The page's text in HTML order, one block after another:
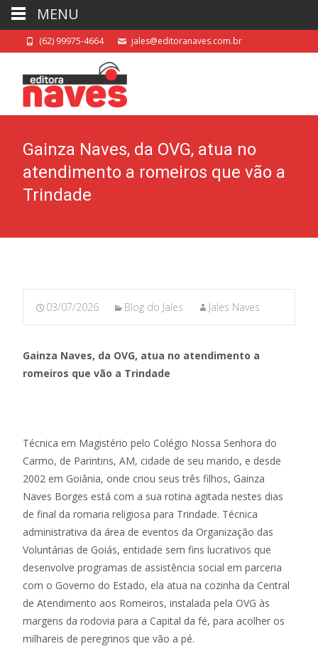
(62) 99975-4664 jales@editoranaves.com.br
Gainza Naves, da OVG, atua no
atendimento a romeiros que vão a
Trindade
03/07/2026 Blog do Jales Jales Naves
Gainza Naves, da OVG, atua no atendimento a
romeiros que vão a Trindade
Técnica em Magistério pelo Colégio Nossa Senhora do
Carmo, de Parintins, AM, cidade de seu marido, e desde
2002 em Goiânia, onde criou seus três filhos, Gainza
Naves Borges está com a sua rotina agitada nestes dias
de final da romaria religiosa para Trindade. Técnica
administrativa da área de eventos da Organização das
Voluntárias de Goiás, entidade sem fins lucrativos que
desenvolve programas de assistência social em parceria
com o Governo do Estado, ela atua na cozinha da Central
de Atendimento aos Romeiros, instalada pela OVG às
margens da rodovia para a Capital da fé, para acolher os
milhareis de peregrinos que vão a pé.
MENU